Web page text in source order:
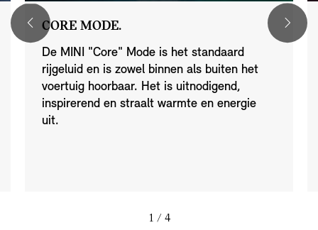
CORE MODE.
De MINI "Core" Mode is het standaard
rijgeluid en is zowel binnen als buiten het
voertuig hoorbaar. Het is uitnodigend,
inspirerend en straalt warmte en energie
uit.
1 / 4